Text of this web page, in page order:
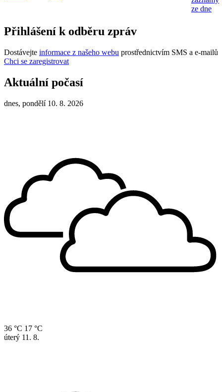
ze dne
Přihlášení k odběru zpráv
Dostávejte informace z našeho webu prostřednictvím SMS a e-mailů
Chci se zaregistrovat
Aktuální počasí
dnes, pondělí 10. 8. 2026
36 °C 17 °C
úterý 11. 8.